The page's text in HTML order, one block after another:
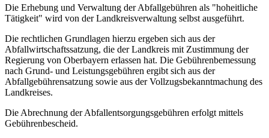
Die Erhebung und Verwaltung der Abfallgebühren als "hoheitliche
Tätigkeit" wird von der Landkreisverwaltung selbst ausgeführt.
Die rechtlichen Grundlagen hierzu ergeben sich aus der
Abfallwirtschaftssatzung, die der Landkreis mit Zustimmung der
Regierung von Oberbayern erlassen hat. Die Gebührenbemessung
nach Grund- und Leistungsgebühren ergibt sich aus der
Abfallgebührensatzung sowie aus der Vollzugsbekanntmachung des
Landkreises.
Die Abrechnung der Abfallentsorgungsgebühren erfolgt mittels
Gebührenbescheid.